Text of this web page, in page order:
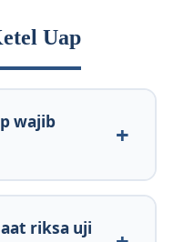
Uap
wajib
riksa uji